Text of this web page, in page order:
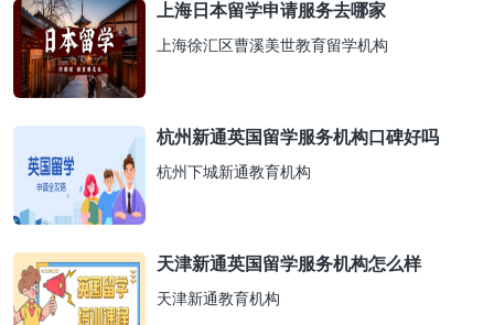
上海日本留学申请服务去哪家
上海徐汇区曹溪美世教育留学机构
杭州新通英国留学服务机构口碑好吗
杭州下城新通教育机构
天津新通英国留学服务机构怎么样
天津新通教育机构